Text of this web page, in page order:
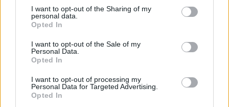
not limited to your visit or usage behaviour. You may click to
grant or deny consent to Google and its third-party tags to
use your data for below specified purposes in below Google
consent section.
I want to opt-out of the Sharing of my
personal data.
Opted In
I want to opt-out of the Sale of my
Personal Data.
Opted In
I want to opt-out of processing my
Personal Data for Targeted Advertising.
Opted In
Λ. Βασ. Αμαλίας και της οδού Ζαχάρωφ και
στα δύο (2) ρεύματα κυκλοφορίας και στις
καθέτους αυτής μέχρι την πρώτη
παράλληλη οδό.
Λ. Βασ. Κων/νου:
σε όλο το μήκος της, ρεύμα κυκλοφορίας
προς την οδό Αρδηττού και στις καθέτους
αυτής μέχρι την πρώτη παράλληλη οδό, και